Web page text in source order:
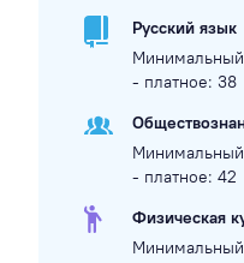
Русский язык
- платное: 38
- платное: 42
Физическая